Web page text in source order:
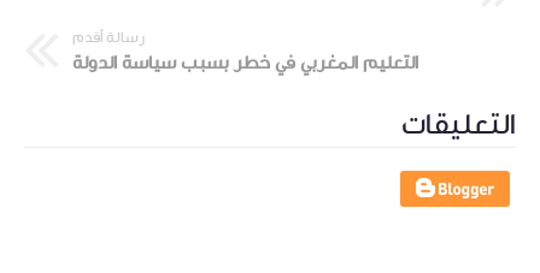
رسالة أقدم
التعليم المغربي في خطر بسبب سياسة الدولة
التعليقات